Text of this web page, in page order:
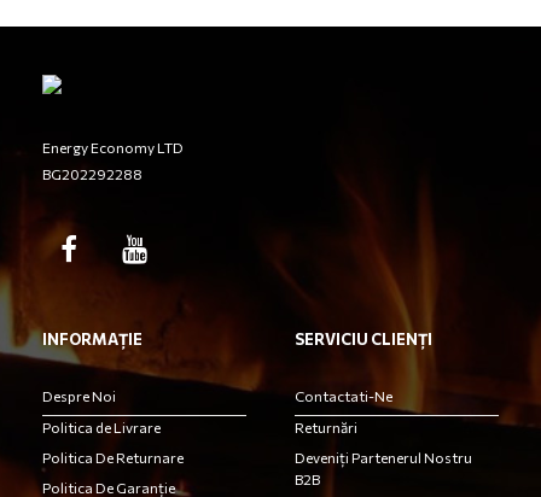
Energy Economy LTD
BG202292288
INFORMAȚIE
Despre Noi
Politica de Livrare
Politica De Returnare
Politica De Garanție
SERVICIU CLIENȚI
Contactati-Ne
Returnări
Deveniți Partenerul Nostru
B2B